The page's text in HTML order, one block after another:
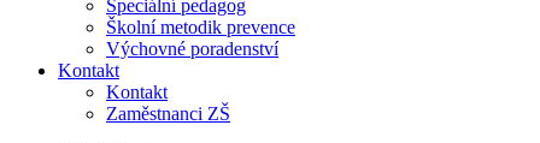
Speciální pedagog
Školní metodik prevence
Výchovné poradenství
Kontakt
Kontakt
Zaměstnanci ZŠ